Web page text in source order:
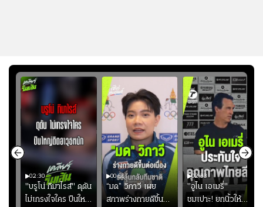
02:30
"บรูโน่ กิมาไรส์" ดุดัน
ไม่เกรงใจใคร ปืนใหญ่
00:51
“มด” วิภาวี เผย
สภาพร่างกายดีขึ้น
02:33
"อูไน เอเมรี่"
ชมเปาะ! ยกนิ้วให้